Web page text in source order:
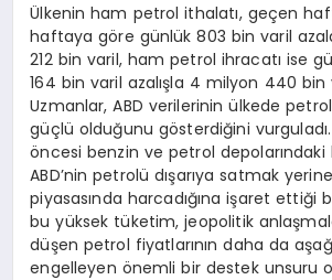
Ülkenin ham petrol ithalatı, geçen
haftaya göre günlük 803 bin varil
212 bin varil, ham petrol ihracatı ise
164 bin varil azalışla 4 milyon 440 bin
Uzmanlar, ABD verilerinin ülkede
güçlü olduğunu gösterdiğini
öncesi benzin ve petrol depolarındaki
ABD’nin petrolü dışarıya satmak
piyasasında harcadığına işaret ettiği
bu yüksek tüketim, jeopolitik
düşen petrol fiyatlarının daha da
engelleyen önemli bir destek unsuru